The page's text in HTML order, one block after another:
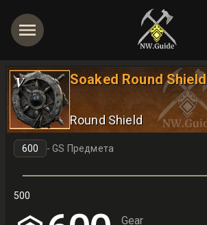
V Soaked Round Shield
Round Shield
-GS Предмета
500
Gear